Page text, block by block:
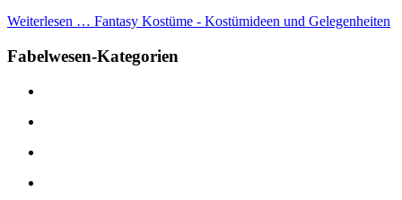
Weiterlesen … Fantasy Kostüme - Kostümideen und Gelegenheiten
Fabelwesen-Kategorien